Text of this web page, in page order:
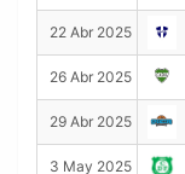
22 Abr 2025
26 Abr 2025
29 Abr 2025
3 May 2025